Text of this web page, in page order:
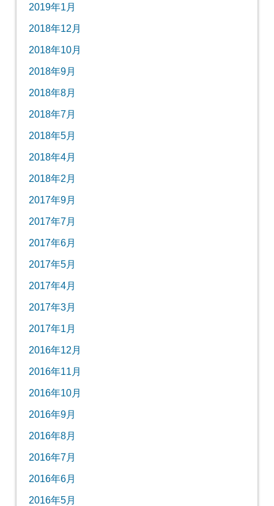
2019年1月
2018年12月
2018年10月
2018年9月
2018年8月
2018年7月
2018年5月
2018年4月
2018年2月
2017年9月
2017年7月
2017年6月
2017年5月
2017年4月
2017年3月
2017年1月
2016年12月
2016年11月
2016年10月
2016年9月
2016年8月
2016年7月
2016年6月
2016年5月